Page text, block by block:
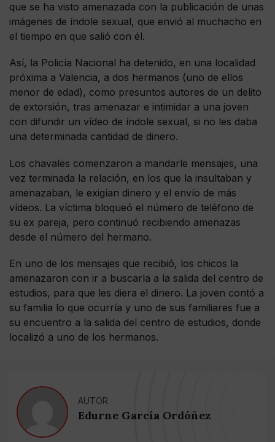
que se ha visto amenazada con la publicación de unas
imágenes de índole sexual, que envió al muchacho en
el tiempo en que salió con él.
Así, la Policía Nacional ha detenido, en una localidad
próxima a Valencia, a dos hermanos (uno de ellos
menor de edad), como presuntos autores de un delito
de extorsión, tras amenazar e intimidar a una joven
con difundir un vídeo de índole sexual, si no les daba
una determinada cantidad de dinero.
Los chavales comenzaron a mandarle mensajes, una
vez terminada la relación, en los que la insultaban y
amenazaban, le exigían dinero y el envío de más
vídeos. La víctima bloqueó el número de teléfono de
su ex pareja, pero continuó recibiendo amenazas
desde el número del hermano.
En uno de los mensajes que recibió, los chicos la
amenazaron con ir a buscarla a la salida del centro de
estudios, para que les diera el dinero. La joven contó a
su familia lo que ocurría y uno de sus familiares fue a
su encuentro a la salida del centro de estudios, donde
localizó a uno de los hermanos.
AUTOR
Edurne García Ordóñez